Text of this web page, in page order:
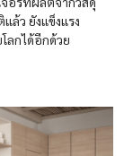
ล้ว ยังแข็งแรง
ลกได้อีกด้วย